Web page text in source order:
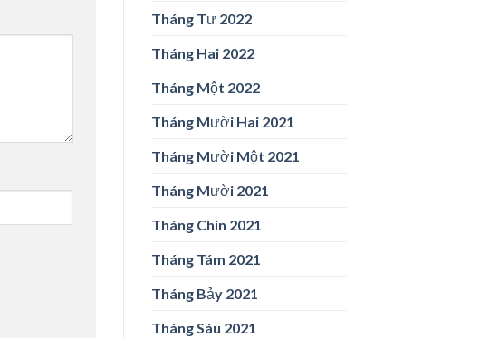
Tháng Tư 2022
Tháng Hai 2022
Tháng Một 2022
Tháng Mười Hai 2021
Tháng Mười Một 2021
Tháng Mười 2021
Tháng Chín 2021
Tháng Tám 2021
Tháng Bảy 2021
Tháng Sáu 2021